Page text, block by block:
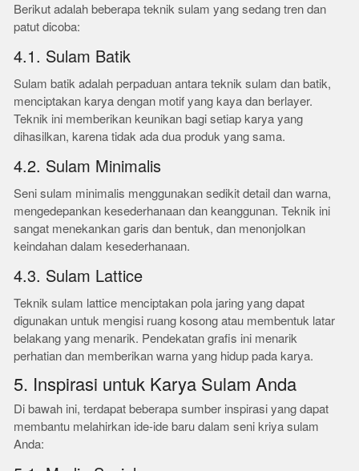
Berikut adalah beberapa teknik sulam yang sedang tren dan
patut dicoba:
4.1. Sulam Batik
Sulam batik adalah perpaduan antara teknik sulam dan batik,
menciptakan karya dengan motif yang kaya dan berlayer.
Teknik ini memberikan keunikan bagi setiap karya yang
dihasilkan, karena tidak ada dua produk yang sama.
4.2. Sulam Minimalis
Seni sulam minimalis menggunakan sedikit detail dan warna,
mengedepankan kesederhanaan dan keanggunan. Teknik ini
sangat menekankan garis dan bentuk, dan menonjolkan
keindahan dalam kesederhanaan.
4.3. Sulam Lattice
Teknik sulam lattice menciptakan pola jaring yang dapat
digunakan untuk mengisi ruang kosong atau membentuk latar
belakang yang menarik. Pendekatan grafis ini menarik
perhatian dan memberikan warna yang hidup pada karya.
5. Inspirasi untuk Karya Sulam Anda
Di bawah ini, terdapat beberapa sumber inspirasi yang dapat
membantu melahirkan ide-ide baru dalam seni kriya sulam
Anda: